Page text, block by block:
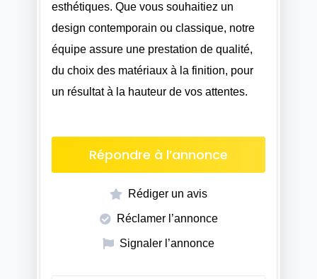
esthétiques. Que vous souhaitiez un
design contemporain ou classique, notre
équipe assure une prestation de qualité,
du choix des matériaux à la finition, pour
un résultat à la hauteur de vos attentes.
Répondre à l’annonce
Rédiger un avis
Réclamer l’annonce
Signaler l’annonce